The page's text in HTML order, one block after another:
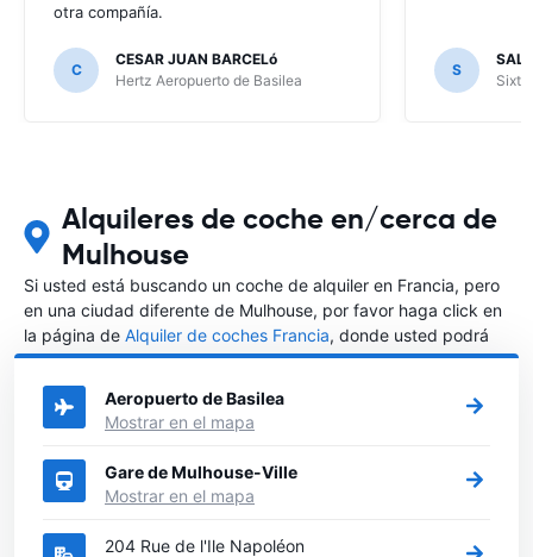
otra compañía.
C
CESAR JUAN BARCELó
Hertz Aeropuerto de Basilea
S
Sixt
Alquileres de coche en/cerca de
Mulhouse
Si usted está buscando un coche de alquiler en Francia, pero
en una ciudad diferente de Mulhouse, por favor haga click en
la página de Alquiler de coches Francia, donde usted podrá
elegir en qué ciudad de Francia desea alquilar un coche.
Aeropuerto de Basilea
Mostrar en el mapa
Gare de Mulhouse-Ville
Mostrar en el mapa
204 Rue de l'Ile Napoléon